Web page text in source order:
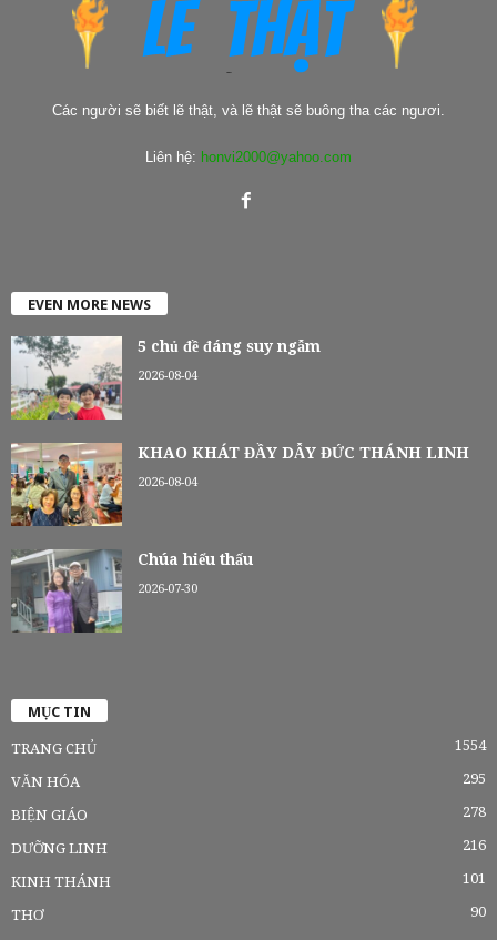
Các người sẽ biết lẽ thật, và lẽ thật sẽ buông tha các ngươi.
Liên hệ: honvi2000@yahoo.com
EVEN MORE NEWS
5 chủ đề đáng suy ngẫm
2026-08-04
KHAO KHÁT ĐẦY DẪY ĐỨC THÁNH LINH
2026-08-04
Chúa hiểu thấu
2026-07-30
MỤC TIN
TRANG CHỦ 1554
VĂN HÓA 295
BIỆN GIÁO 278
DƯỠNG LINH 216
KINH THÁNH 101
THƠ
90